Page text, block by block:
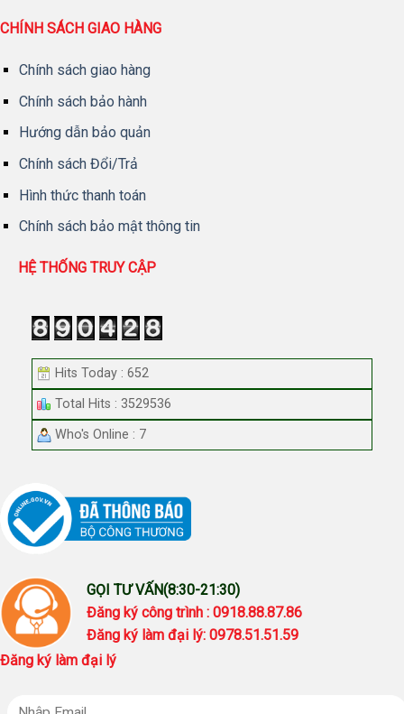
CHÍNH SÁCH GIAO HÀNG
Chính sách giao hàng
Chính sách bảo hành
Hướng dẫn bảo quản
Chính sách Đổi/Trả
Hình thức thanh toán
Chính sách bảo mật thông tin
HỆ THỐNG TRUY CẬP
Hits Today : 652
Total Hits : 3529536
Who's Online : 7
GỌI TƯ VẤN(8:30-21:30)
Đăng ký công trình : 0918.88.87.86
Đăng ký làm đại lý: 0978.51.51.59
Đăng ký làm đại lý